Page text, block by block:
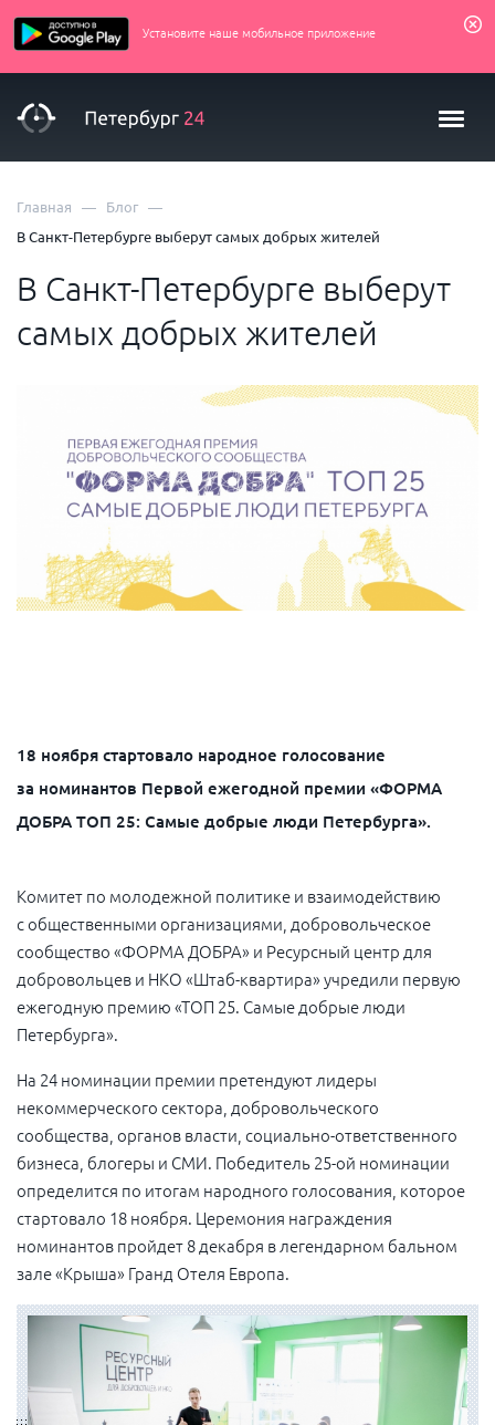
Установите наше мобильное приложение
Главная — Блог —
В Санкт-Петербурге выберут самых добрых жителей
В Санкт-Петербурге выберут
самых добрых жителей
18 ноября стартовало народное голосование
за номинантов Первой ежегодной премии «ФОРМА
ДОБРА ТОП 25: Самые добрые люди Петербурга».
Комитет по молодежной политике и взаимодействию
с общественными организациями, добровольческое
сообщество «ФОРМА ДОБРА» и Ресурсный центр для
добровольцев и НКО «Штаб-квартира» учредили первую
ежегодную премию «ТОП 25. Самые добрые люди
Петербурга».
На 24 номинации премии претендуют лидеры
некоммерческого сектора, добровольческого
сообщества, органов власти, социально-ответственного
бизнеса, блогеры и СМИ. Победитель25-ой номинации
определится по итогам народного голосования, которое
стартовало 18 ноября. Церемония награждения
номинантов пройдет 8 декабря в легендарном бальном
зале «Крыша» Гранд Отеля Европа.